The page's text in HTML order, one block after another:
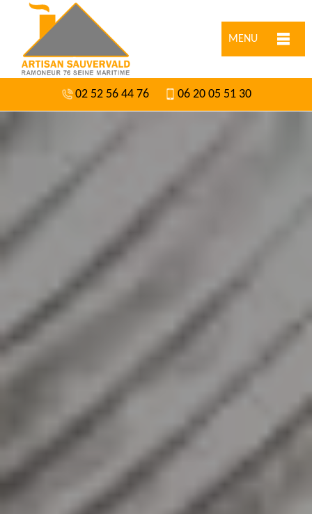
MENU
02 52 56 44 76 06 20 05 51 30